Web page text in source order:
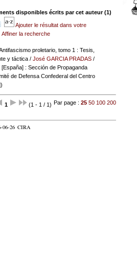
disponibles écrits par cet auteur (1)
Ajouter le résultat dans votre
Affiner la recherche
proletario, tomo 1 : Tesis,
y táctica/ José GARCIA PRADAS/
[España] : Sección de Propaganda
de Defensa Confederal del Centro
1 (1 - 1 / 1) Par page : 25 50 100 200
26 CIRA